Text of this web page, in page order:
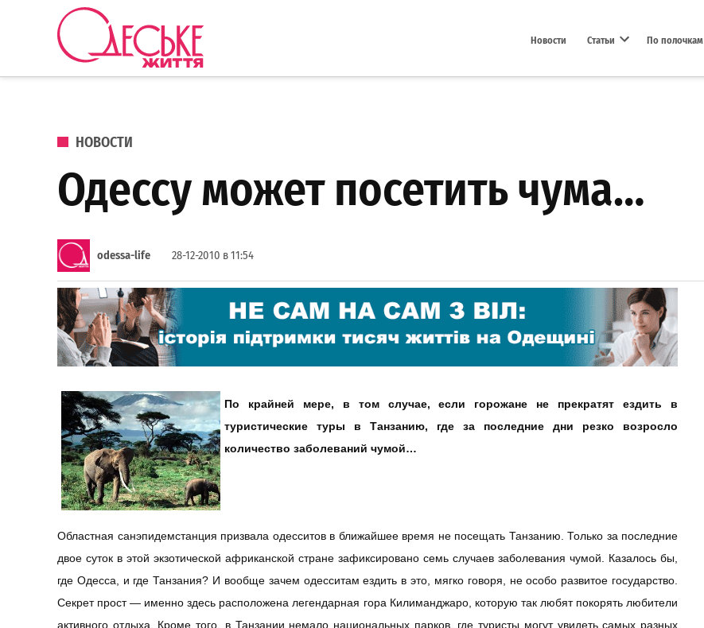
Перейти к содержанию
Новости Статьи По полочкам
ОПУБЛИКОВАНО В
НОВОСТИ
Одессу может посетить чума…
odessa-life 28-12-2010 в 11:54
По крайней мере, в том случае, если горожане не прекратят ездить в
туристические туры в Танзанию, где за последние дни резко возросло
количество заболеваний чумой…
Областная санэпидемстанция призвала одесситов в ближайшее время не посещать Танзанию. Только за последние
двое суток в этой экзотической африканской стране зафиксировано семь случаев заболевания чумой. Казалось бы,
где Одесса, и где Танзания? И вообще зачем одесситам ездить в это, мягко говоря, не особо развитое государство.
Секрет прост — именно здесь расположена легендарная гора Килиманджаро, которую так любят покорять любители
активного отдыха. Кроме того, в Танзании немало национальных парков, где туристы могут увидеть самых разных